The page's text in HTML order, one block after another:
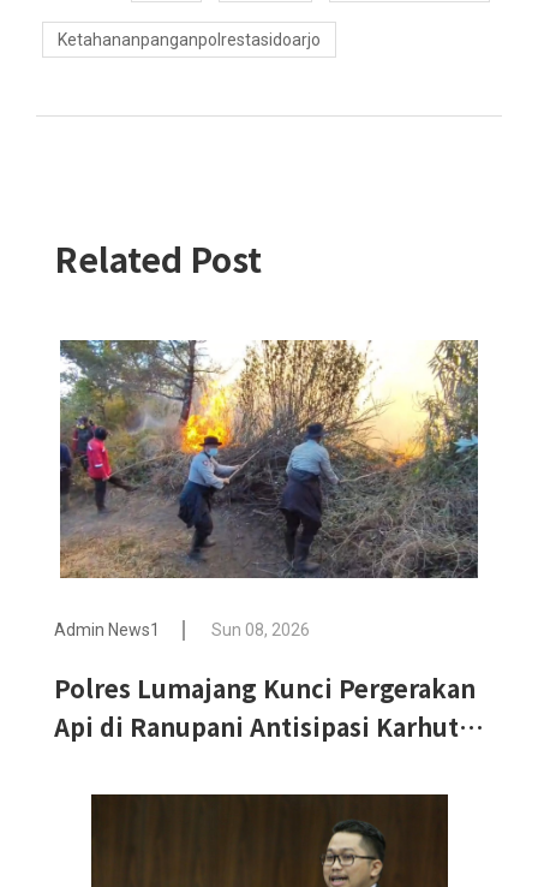
Ketahananpanganpolrestasidoarjo
Related Post
Admin News1 Sun 08, 2026
Polres Lumajang Kunci Pergerakan
Api di Ranupani Antisipasi Karhutla